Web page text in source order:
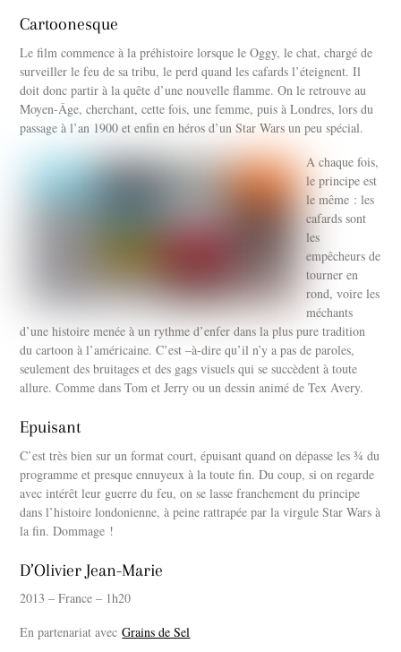
Cartoonesque
Le film commence à la préhistoire lorsque le Oggy, le chat, chargé de
surveiller le feu de sa tribu, le perd quand les cafards l’éteignent. Il
doit donc partir à la quête d’une nouvelle flamme. On le retrouve au
Moyen-Âge, cherchant, cette fois, une femme, puis à Londres, lors du
passage à l’an 1900 et enfin en héros d’un Star Wars un peu spécial.
A chaque fois,
le principe est
le même : les
cafards sont
les
empêcheurs de
tourner en
rond, voire les
méchants
d’une histoire menée à un rythme d’enfer dans la plus pure tradition
du cartoon à l’américaine. C’est –à-dire qu’il n’y a pas de paroles,
seulement des bruitages et des gags visuels qui se succèdent à toute
allure. Comme dans Tom et Jerry ou un dessin animé de Tex Avery.
Epuisant
C’est très bien sur un format court, épuisant quand on dépasse les ¾ du
programme et presque ennuyeux à la toute fin. Du coup, si on regarde
avec intérêt leur guerre du feu, on se lasse franchement du principe
dans l’histoire londonienne, à peine rattrapée par la virgule Star Wars à
la fin. Dommage !
D’Olivier Jean-Marie
2013 – France – 1h20
En partenariat avecGrains de Sel